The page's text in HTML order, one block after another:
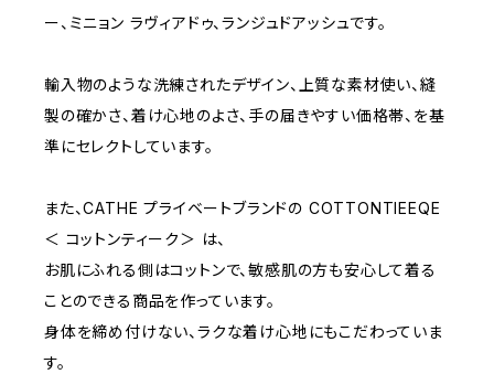
E70
YELLOW
PURPLE
BLUE
5000~
ー、ミニョン ラヴィアドゥ、ランジュドアッシュです。
輸入物のような洗練されたデザイン、上質な素材使い、縫
製の確かさ、着け心地のよさ、手の届きやすい価格帯、を基
準にセレクトしています。
また、CATHE プライベートブランドの COTTONTIEEQE
＜ コットンティーク＞ は、
お肌にふれる側はコットンで、敏感肌の方も安心して着る
ことのできる商品を作っています。
身体を締め付けない、ラクな着け心地にもこだわっていま
す。